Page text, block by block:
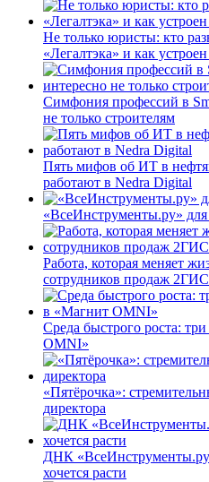
Не только юристы: кто
«Легалтэка» и как
Симфония профессий в
не только строителям
Пять мифов об ИТ в
работают в Nedra Digital
«ВсеИнструменты.ру»
Работа, которая меняет
сотрудников продаж 2ГИС
Среда быстрого роста:
OMNI»
«Пятёрочка»:
директора
ДНК
хочется расти